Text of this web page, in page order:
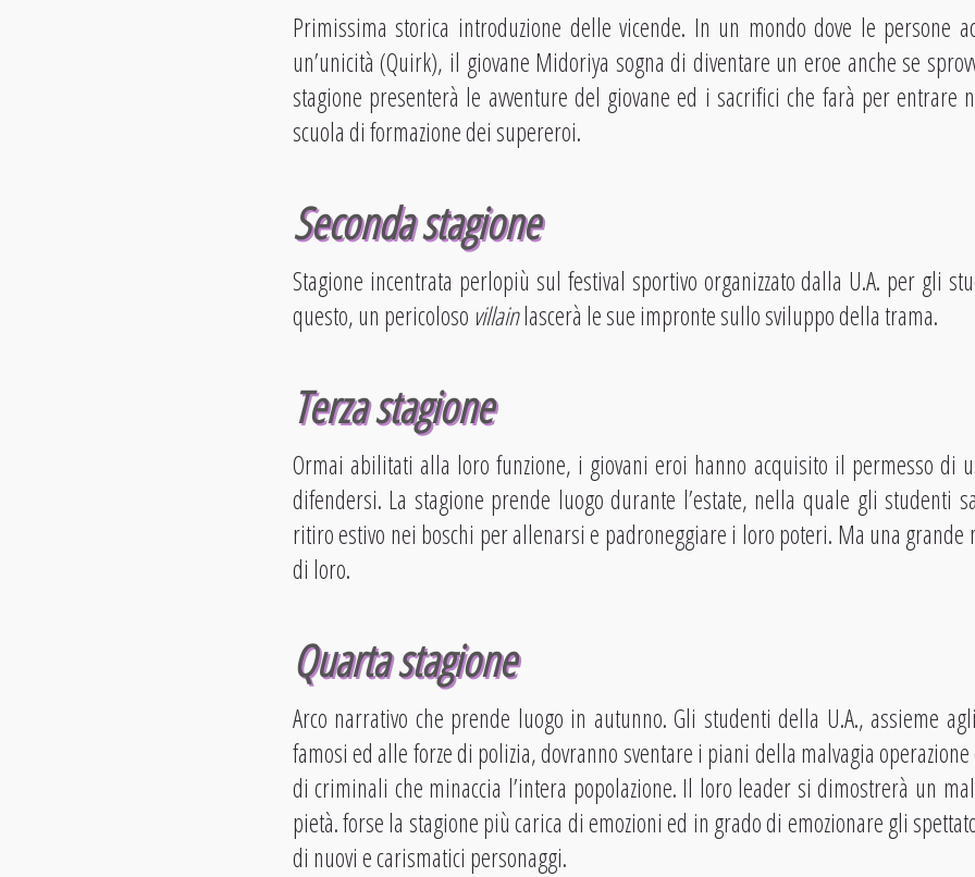
Primissima storica introduzione delle vicende. In un mondo dove le persone
un’unicità (Quirk), il giovane Midoriya sogna di diventare un eroe anche se
stagione presenterà le avventure del giovane ed i sacrifici che farà per entrare
scuola di formazione dei supereroi.
Seconda stagione
Stagione incentrata perlopiù sul festival sportivo organizzato dalla U.A. per gli
questo, un pericoloso villainlascerà le sue impronte sullo sviluppo della trama.
Terza stagione
Ormai abilitati alla loro funzione, i giovani eroi hanno acquisito il permesso di
difendersi. La stagione prende luogo durante l’estate, nella quale gli studenti
ritiro estivo nei boschi per allenarsi e padroneggiare i loro poteri. Ma una grande
di loro.
Quarta stagione
Arco narrativo che prende luogo in autunno. Gli studenti della U.A., assieme
famosi ed alle forze di polizia, dovranno sventare i piani della malvagia
di criminali che minaccia l’intera popolazione. Il loro leader si dimostrerà un
pietà. forse la stagione più carica di emozioni ed in grado di emozionare gli
di nuovi e carismatici personaggi.